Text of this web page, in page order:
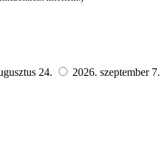
24. 2026. szeptember 7.